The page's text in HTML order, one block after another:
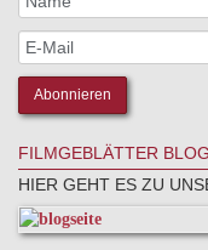
FILMGEBLÄTTER BLOG
HIER GEHT ES ZU